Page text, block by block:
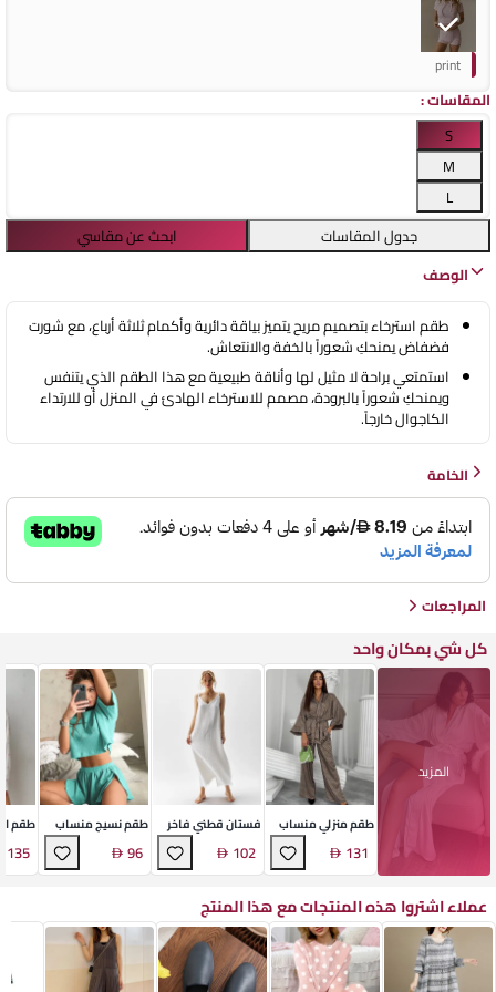
print
المقاسات:
S
M
L
جدول المقاسات
ابحث عن مقاسي
الوصف
طقم استرخاء بتصميم مريح يتميز بياقة دائرية وأكمام ثلاثة أرباع، مع شورت
فضفاض يمنحكِ شعوراً بالخفة والانتعاش.
استمتعي براحة لا مثيل لها وأناقة طبيعية مع هذا الطقم الذي يتنفس
ويمنحكِ شعوراً بالبرودة، مصمم للاسترخاء الهادئ في المنزل أو للارتداء
الكاجوال خارجاً.
الخامة
المراجعات
كل شي بمكان واحد
المزيد
طقم منزلي منساب
ناعم
131
فستان قطني فاخر
بحمالات
102
طقم نسيج منساب
ناعم
96
طقم
فاخر
135
عملاء اشتروا هذه المنتجات مع هذا المنتج